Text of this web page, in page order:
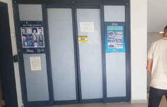
Tarih - Kültür - Sanat - Turizm
Yaşam